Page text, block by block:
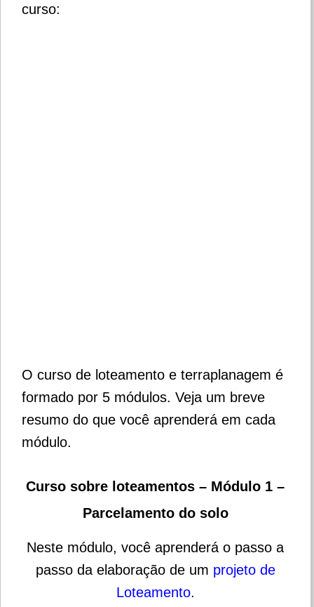
curso:
O curso de loteamento e terraplanagem é
formado por 5 módulos. Veja um breve
resumo do que você aprenderá em cada
módulo.
Curso sobre loteamentos – Módulo 1 –
Parcelamento do solo
Neste módulo, você aprenderá o passo a
passo da elaboração de um projeto de
Loteamento.